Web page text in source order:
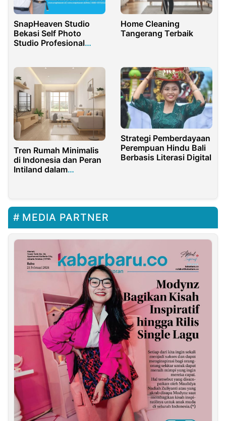
SnapHeaven Studio
Bekasi Self Photo
Studio Profesional
Home Cleaning
Tangerang Terbaik
Tren Rumah Minimalis
di Indonesia dan Peran
Intiland dalam
Strategi Pemberdayaan
Perempuan Hindu Bali
Berbasis Literasi Digital
MEDIA PARTNER